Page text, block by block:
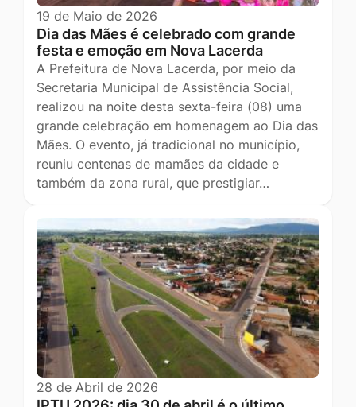
19 de Maio de 2026
Dia das Mães é celebrado com grande
festa e emoção em Nova Lacerda
A Prefeitura de Nova Lacerda, por meio da
Secretaria Municipal de Assistência Social,
realizou na noite desta sexta-feira (08) uma
grande celebração em homenagem ao Dia das
Mães. O evento, já tradicional no município,
reuniu centenas de mamães da cidade e
também da zona rural, que prestigiar…
28 de Abril de 2026